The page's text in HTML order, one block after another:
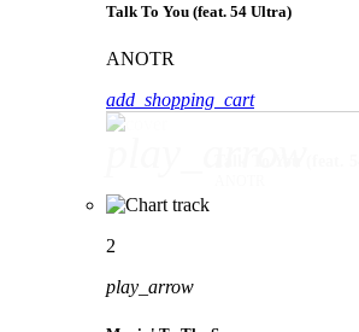
Talk To You (feat. 54 Ultra)
ANOTR
add_shopping_cart
2
play_arrow